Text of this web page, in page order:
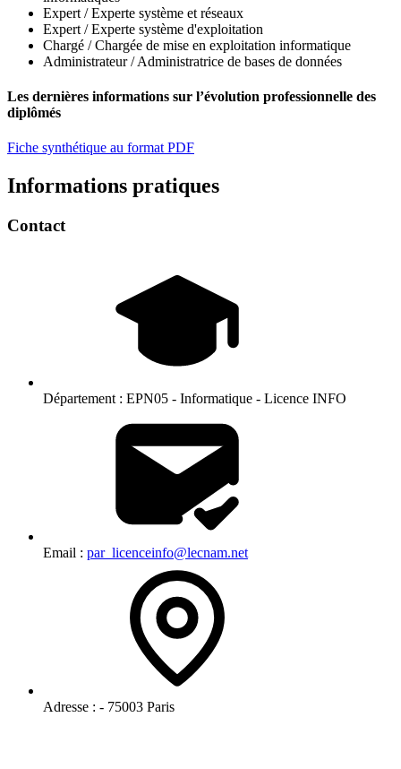
Expert / Experte système et réseaux
Expert / Experte système d'exploitation
Chargé / Chargée de mise en exploitation informatique
Administrateur / Administratrice de bases de données
Les dernières informations sur l’évolution professionnelle des
diplômés
Fiche synthétique au format PDF
Informations pratiques
Contact
Département : EPN05 - Informatique - Licence INFO
Email : par_licenceinfo@lecnam.net
Adresse : - 75003 Paris